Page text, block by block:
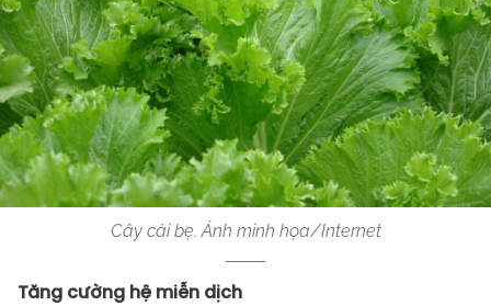
Cây cải bẹ. Ảnh minh họa/Internet
Tăng cường hệ miễn dịch